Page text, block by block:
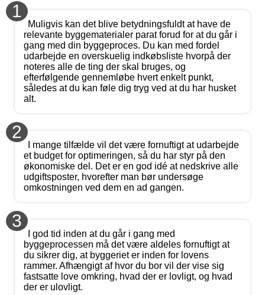
1
Muligvis kan det blive betydningsfuldt at have de
relevante byggematerialer parat forud for at du går i
gang med din byggeproces. Du kan med fordel
udarbejde en overskuelig indkøbsliste hvorpå der
noteres alle de ting der skal bruges, og
efterfølgende gennemløbe hvert enkelt punkt,
således at du kan føle dig tryg ved at du har husket
alt.
2
I mange tilfælde vil det være fornuftigt at udarbejde
et budget for optimeringen, så du har styr på den
økonomiske del. Det er en god idé at nedskrive alle
udgiftsposter, hvorefter man bør undersøge
omkostningen ved dem en ad gangen.
3
I god tid inden at du går i gang med
byggeprocessen må det være aldeles fornuftigt at
du sikrer dig, at byggeriet er inden for lovens
rammer. Afhængigt af hvor du bor vil der vise sig
fastsatte love omkring, hvad der er lovligt, og hvad
der er ulovligt.